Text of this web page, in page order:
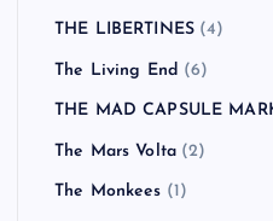
THE LIBERTINES (4)
The Living End (6)
THE MAD CAPSULE
The Mars Volta (2)
The Monkees (1)